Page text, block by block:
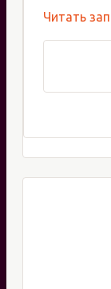
BGP
over
за
30
минут
Читать